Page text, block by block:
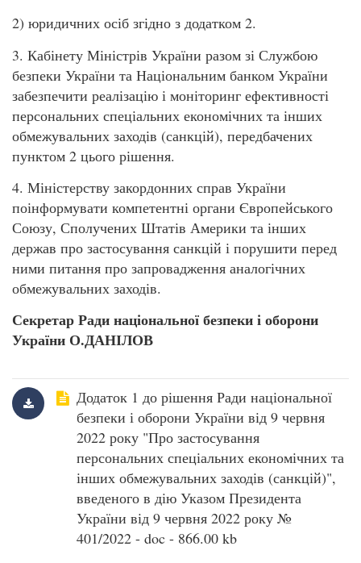
2) юридичних осіб згідно з додатком 2.
3. Кабінету Міністрів України разом зі Службою
безпеки України та Національним банком України
забезпечити реалізацію і моніторинг ефективності
персональних спеціальних економічних та інших
обмежувальних заходів (санкцій), передбачених
пунктом 2 цього рішення.
4. Міністерству закордонних справ України
поінформувати компетентні органи Європейського
Союзу, Сполучених Штатів Америки та інших
держав про застосування санкцій і порушити перед
ними питання про запровадження аналогічних
обмежувальних заходів.
Секретар Ради національної безпеки і оборони
України О.ДАНІЛОВ
Додаток 1 до рішення Ради національної
безпеки і оборони України від 9 червня
2022 року "Про застосування
персональних спеціальних економічних та
інших обмежувальних заходів (санкцій)",
введеного в дію Указом Президента
України від 9 червня 2022 року №
401/2022 - doc - 866.00 kb